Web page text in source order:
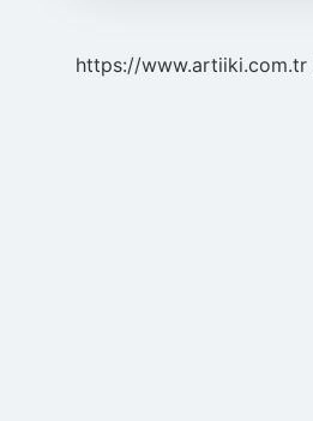
https://www.artiiki.com.tr